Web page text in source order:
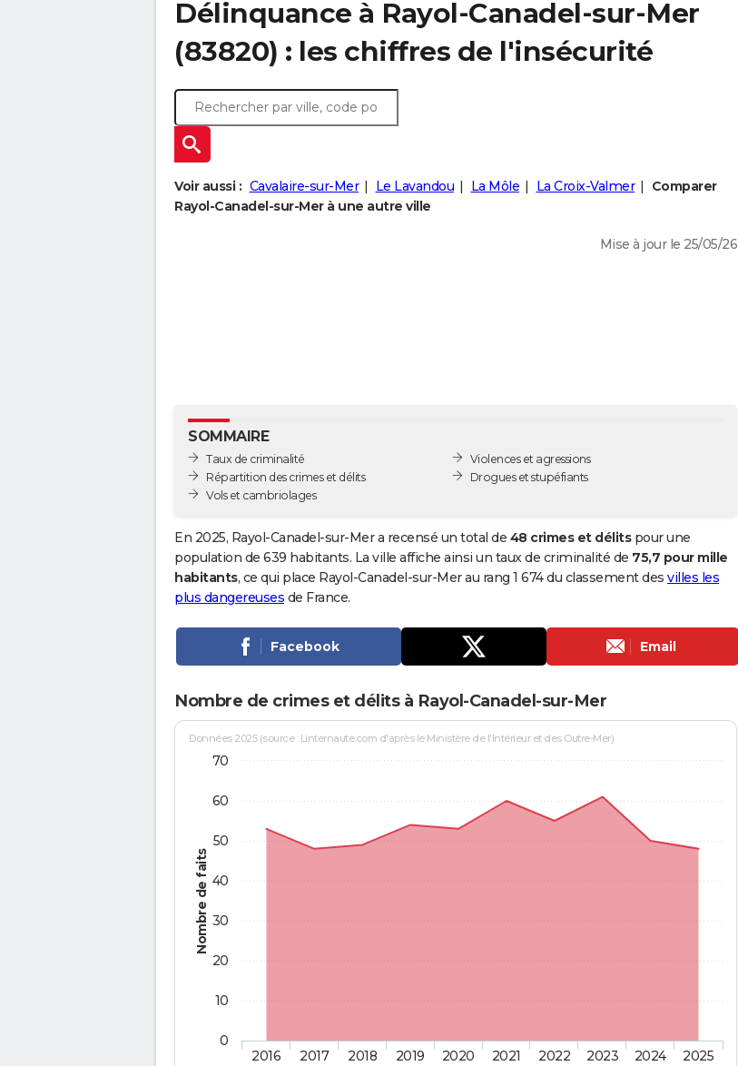
Délinquance à Rayol-Canadel-sur-Mer
(83820) : les chiffres de l'insécurité
Voir aussi : Cavalaire-sur-Mer Le Lavandou La Môle La Croix-Valmer
Comparer
Rayol-Canadel-sur-Mer à une autre ville
Mise à jour le 25/05/26
SOMMAIRE
Taux de criminalité
Répartition des crimes et délits
Vols et cambriolages
Violences et agressions
Drogues et stupéfiants
En 2025, Rayol-Canadel-sur-Mer a recensé un total de 48 crimes et délitspour une
population de 639 habitants. La ville affiche ainsi un taux de criminalité de 75,7 pour mille
habitants, ce qui place Rayol-Canadel-sur-Mer au rang 1 674 du classement des villes les
plus dangereuses de France.
Facebook Email
Nombre de crimes et délits à Rayol-Canadel-sur-Mer
Nombre de faits
Données 2025 (source : Linternaute.com d'après le Ministère de l'Intérieur et des Outre-Mer)
2016 2017 2018 2019 2020 2021 2022 2023 2024 2025
0
10
20
30
40
50
60
70